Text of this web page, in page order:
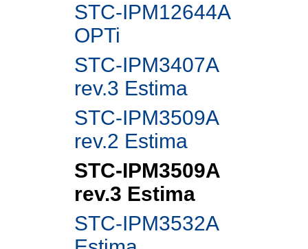
STC-IPM12644A
OPTi
STC-IPM3407A
rev.3 Estima
STC-IPM3509A
rev.2 Estima
STC-IPM3509A
rev.3 Estima
STC-IPM3532A